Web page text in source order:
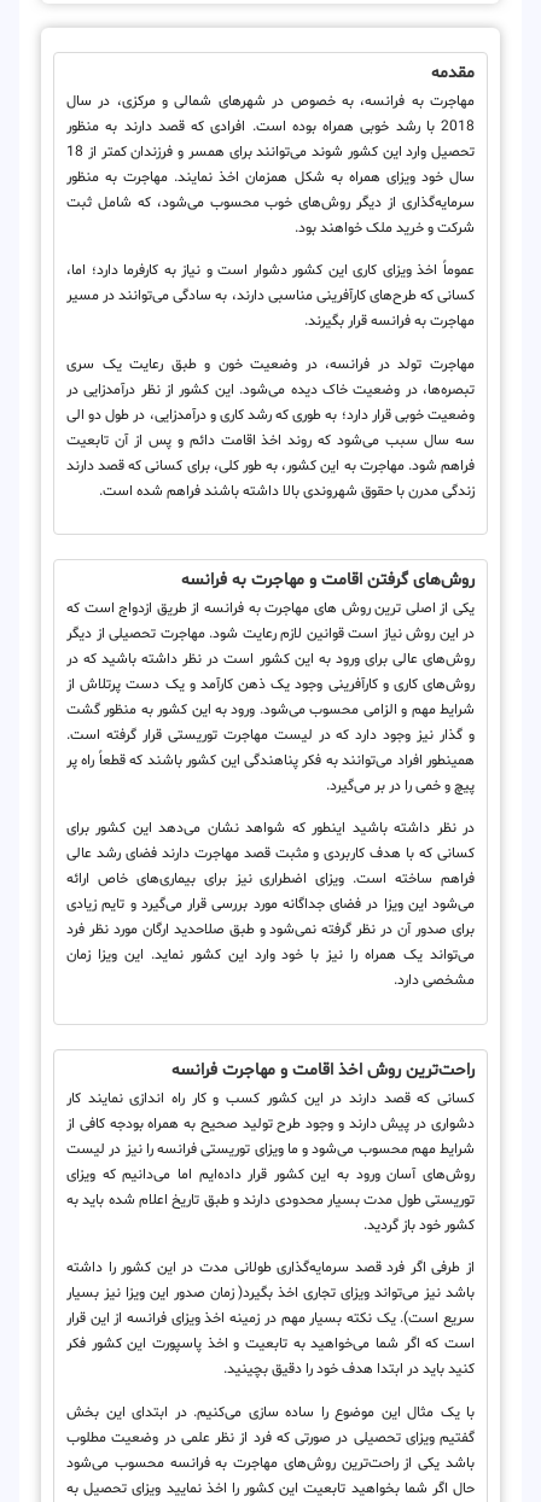
مقدمه
مهاجرت به فرانسه، به خصوص در شهرهای شمالی و مرکزی، در سال
2018 با رشد خوبی همراه بوده است. افرادی که قصد دارند به منظور
تحصیل وارد این کشور شوند می‌توانند برای همسر و فرزندان کمتر از 18
سال خود ویزای همراه به شکل همزمان اخذ نمایند. مهاجرت به منظور
سرمایه‌گذاری از دیگر روش‌های خوب محسوب می‌شود، که شامل ثبت
شرکت و خرید ملک خواهند بود.
عموماً اخذ ویزای کاری این کشور دشوار است و نیاز به کارفرما دارد؛ اما،
کسانی که طرح‌های کارآفرینی مناسبی دارند، به سادگی می‌توانند در مسیر
مهاجرت به فرانسه قرار بگیرند.
مهاجرت تولد در فرانسه، در وضعیت خون و طبق رعایت یک سری
تبصره‌ها، در وضعیت خاک دیده می‌شود. این کشور از نظر درآمدزایی در
وضعیت خوبی قرار دارد؛ به طوری که رشد کاری و درآمدزایی، در طول دو الی
سه سال سبب می‌شود که روند اخذ اقامت دائم و پس از آن تابعیت
فراهم شود. مهاجرت به این کشور، به طور کلی، برای کسانی که قصد دارند
زندگی مدرن با حقوق شهروندی بالا داشته باشند فراهم شده است.
روش‌‌های گرفتن اقامت و مهاجرت به فرانسه
یکی از اصلی ترین روش های مهاجرت به فرانسه از طریق ازدواج است که
در این روش نیاز است قوانین لازم رعایت شود. مهاجرت تحصیلی از دیگر
روش‌های عالی برای ورود به این کشور است در نظر داشته باشید که در
روش‌های کاری و کارآفرینی وجود یک ذهن کارآمد و یک دست پرتلاش از
شرایط مهم و الزامی محسوب می‌شود. ورود به این کشور به منظور گشت
و گذار نیز وجود دارد که در لیست مهاجرت توریستی قرار گرفته است.
همینطور افراد می‌توانند به فکر پناهندگی این کشور باشند که قطعاً راه پر
پیچ و خمی را در بر می‌گیرد.
در نظر داشته باشید اینطور که شواهد نشان می‌دهد این کشور برای
کسانی که با هدف کاربردی و مثبت قصد مهاجرت دارند فضای رشد عالی
فراهم ساخته است. ویزای اضطراری نیز برای بیماری‌های خاص ارائه
می‌شود این ویزا در فضای جداگانه مورد بررسی قرار می‌گیرد و تایم زیادی
برای صدور آن در نظر گرفته نمی‌شود و طبق صلاحدید ارگان مورد نظر فرد
می‌تواند یک همراه را نیز با خود وارد این کشور نماید. این ویزا زمان
مشخصی دارد.
راحت‌ترین روش اخذ اقامت و مهاجرت فرانسه
کسانی که قصد دارند در این کشور کسب و کار راه اندازی نمایند کار
دشواری در پیش دارند و وجود طرح تولید صحیح به همراه بودجه کافی از
شرایط مهم محسوب می‌شود و ما ویزای توریستی فرانسه را نیز در لیست
روش‌های آسان ورود به این کشور قرار داده‌ایم اما می‌دانیم که ویزای
توریستی طول مدت بسیار محدودی دارند و طبق تاریخ اعلام شده باید به
کشور خود باز گردید.
از طرفی اگر فرد قصد سرمایه‌گذاری طولانی مدت در این کشور را داشته
باشد نیز می‌تواند ویزای تجاری اخذ بگیرد( زمان صدور این ویزا نیز بسیار
سریع است). یک نکته بسیار مهم در زمینه اخذ ویزای فرانسه از این قرار
است که اگر شما می‌خواهید به تابعیت و اخذ پاسپورت این کشور فکر
کنید باید در ابتدا هدف خود را دقیق بچینید.
با یک مثال این موضوع را ساده سازی می‌کنیم. در ابتدای این بخش
گفتیم ویزای تحصیلی در صورتی که فرد از نظر علمی در وضعیت مطلوب
باشد یکی از راحت‌ترین روش‌های مهاجرت به فرانسه محسوب می‌شود
حال اگر شما بخواهید تابعیت این کشور را اخذ نمایید ویزای تحصیل به